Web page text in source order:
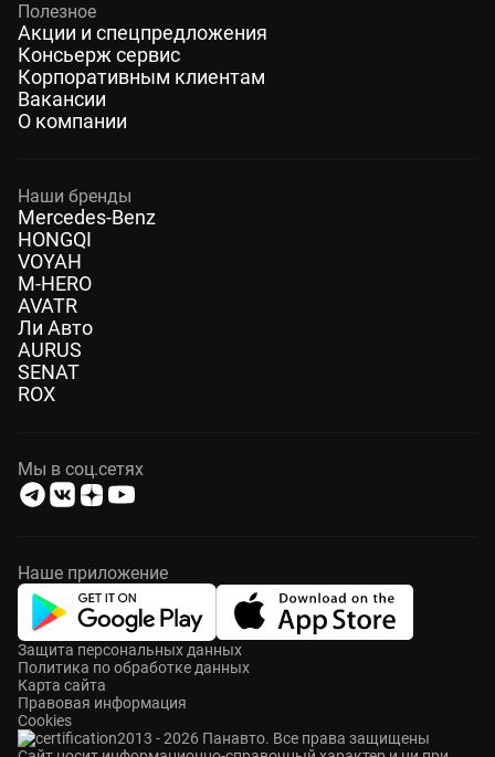
Полезное
Акции и спецпредложения
Консьерж сервис
Корпоративным клиентам
Вакансии
О компании
Наши бренды
Mercedes-Benz
HONGQI
VOYAH
M-HERO
AVATR
Ли Авто
AURUS
SENAT
ROX
Мы в соц.сетях
Наше приложение
2013 - 2026 Панавто. Все права защищены
Защита персональных данных
Политика по обработке данных
Карта сайта
Правовая информация
Cookies